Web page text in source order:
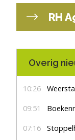
RH
Overig
10:26
09:51
07:16